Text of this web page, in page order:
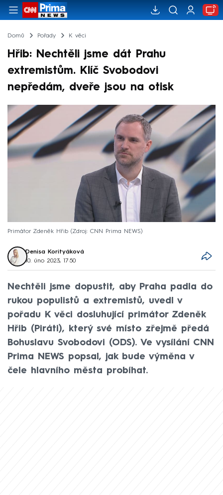
Domů Pořady K věci
Hřib: Nechtěli jsme dát Prahu
extremistům. Klíč Svobodovi
nepředám, dveře jsou na otisk
Primátor Zdeněk Hřib Zdroj: CNN Prima NEWS
Denisa Korityáková
10. úno 2023, 17:50
Nechtěli jsme dopustit, aby Praha padla do
rukou populistů a extremistů, uvedl v
pořadu K věci dosluhující primátor Zdeněk
Hřib (Piráti), který své místo zřejmě předá
Bohuslavu Svobodovi (ODS). Ve vysílání CNN
Prima NEWS popsal, jak bude výměna v
čele hlavního města probíhat.